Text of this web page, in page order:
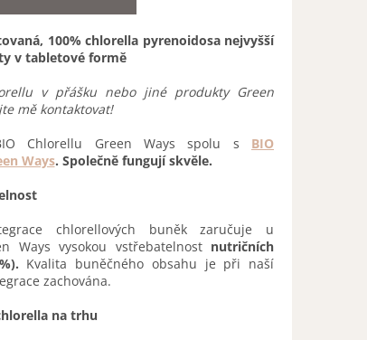
100% chlorella pyrenoidosa nejvyšší
v tabletové formě
v přášku nebo jiné produkty Green
mě kontaktovat!
Chlorellu Green Ways spolu s
BIO
Ways. Společně fungují skvěle.
chlorellových buněk zaručuje u
Ways vysokou vstřebatelnost nutričních
Kvalita buněčného obsahu je při naší
zachována.
na trhu